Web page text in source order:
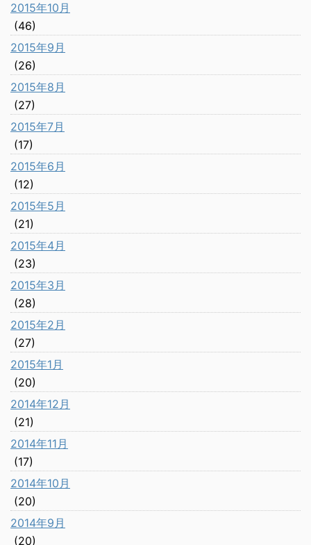
2015年10月
(46)
2015年9月
(26)
2015年8月
(27)
2015年7月
(17)
2015年6月
(12)
2015年5月
(21)
2015年4月
(23)
2015年3月
(28)
2015年2月
(27)
2015年1月
(20)
2014年12月
(21)
2014年11月
(17)
2014年10月
(20)
2014年9月
(20)